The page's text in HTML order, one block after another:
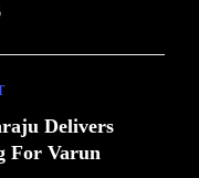
Delivers
For Varun